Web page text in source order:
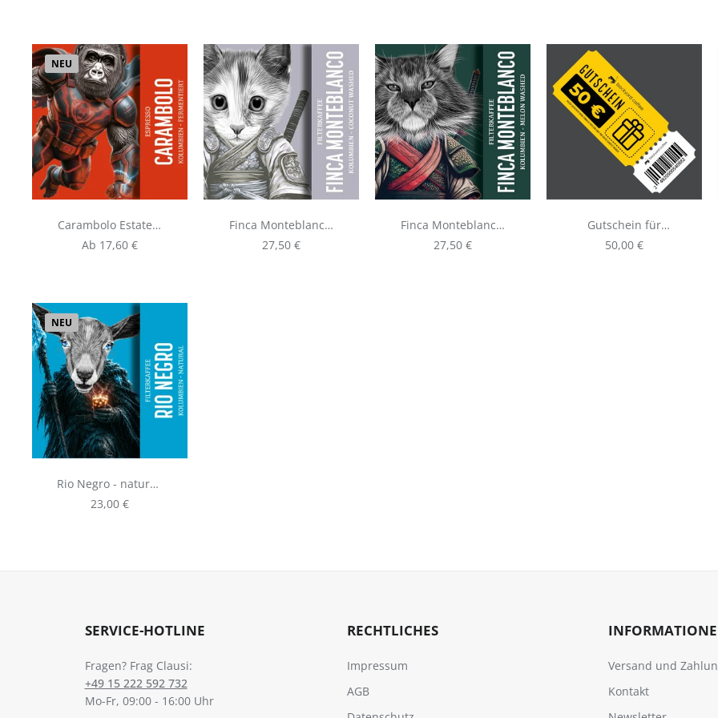
NEU
Carambolo Estate |
Espresso aus
Kolumbien
Regulärer Preis:
Ab 17,60 €
Finca Monteblanco,
125g Filterkaffee -
Coconut Co-
Regulärer Preis:
27,50 €
Finca Monteblanco,
125g Filterkaffee -
Watermelon Co-
Regulärer Preis:
27,50 €
Gutschein für
Kaffee
Regulärer Preis:
50,00 €
NEU
Rio Negro - natural,
250g | Filterkaffee
aus Kolumbien
Regulärer Preis:
23,00 €
SERVICE-HOTLINE
Fragen? Frag Clausi:
+49 15 222 592 732
Mo-Fr, 09:00 - 16:00 Uhr
RECHTLICHES
Impressum
AGB
Versand und
Kontakt